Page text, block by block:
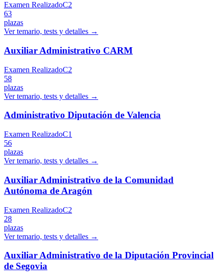
Examen RealizadoC2
63
plazas
Ver temario, tests y detalles →
Auxiliar Administrativo CARM
Examen RealizadoC2
58
plazas
Ver temario, tests y detalles →
Administrativo Diputación de Valencia
Examen RealizadoC1
56
plazas
Ver temario, tests y detalles →
Auxiliar Administrativo de la Comunidad
Autónoma de Aragón
Examen RealizadoC2
28
plazas
Ver temario, tests y detalles →
Auxiliar Administrativo de la Diputación Provincial
de Segovia